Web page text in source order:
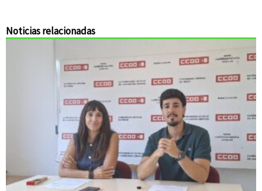
Noticias relacionadas